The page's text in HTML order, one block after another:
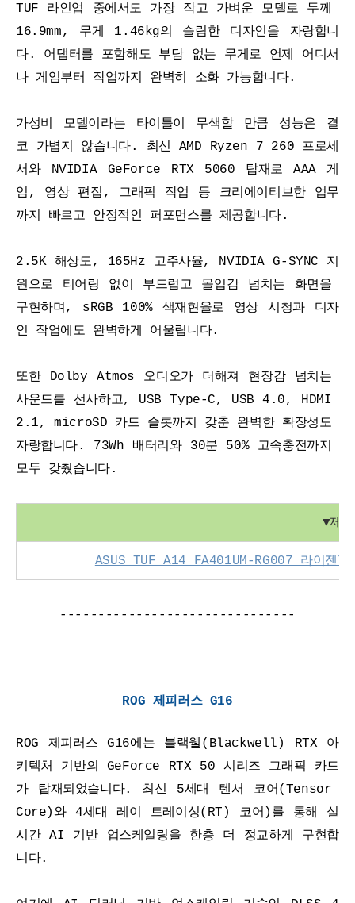
TUF 라인업 중에서도 가장 작고 가벼운 모델로 두께
16.9mm, 무게 1.46kg의 슬림한 디자인을 자랑합니
다. 어댑터를 포함해도 부담 없는 무게로 언제 어디서
나 게임부터 작업까지 완벽히 소화 가능합니다.
가성비 모델이라는 타이틀이 무색할 만큼 성능은 결
코 가볍지 않습니다. 최신 AMD Ryzen 7 260 프로세
서와 NVIDIA GeForce RTX 5060 탑재로 AAA 게
임, 영상 편집, 그래픽 작업 등 크리에이티브한 업무
까지 빠르고 안정적인 퍼포먼스를 제공합니다.
2.5K 해상도, 165Hz 고주사율, NVIDIA G-SYNC 지
원으로 티어링 없이 부드럽고 몰입감 넘치는 화면을
구현하며, sRGB 100% 색재현율로 영상 시청과 디자
인 작업에도 완벽하게 어울립니다.
또한 Dolby Atmos 오디오가 더해져 현장감 넘치는
사운드를 선사하고, USB Type-C, USB 4.0, HDMI
2.1, microSD 카드 슬롯까지 갖춘 완벽한 확장성도
자랑합니다. 73Wh 배터리와 30분 50% 고속충전까지
모두 갖췄습니다.
▼제
ASUS TUF A14 FA401UM-RG007 라이젠
-------------------------------
ROG 제피러스 G16
ROG 제피러스 G16에는 블랙웰(Blackwell) RTX 아
키텍처 기반의 GeForce RTX 50 시리즈 그래픽 카드
가 탑재되었습니다. 최신 5세대 텐서 코어(Tensor
Core)와 4세대 레이 트레이싱(RT) 코어)를 통해 실
시간 AI 기반 업스케일링을 한층 더 정교하게 구현합
니다.
세부정보 열기/접기